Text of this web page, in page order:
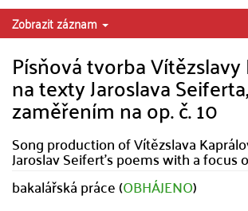
Zobrazit záznam
Písňová tvorba
na texty Jaroslava
zaměřením na op. č. 10
Song production of Vítězslava
Jaroslav Seifert's poems with a focus
bakalářská práce (OBHÁJENO)